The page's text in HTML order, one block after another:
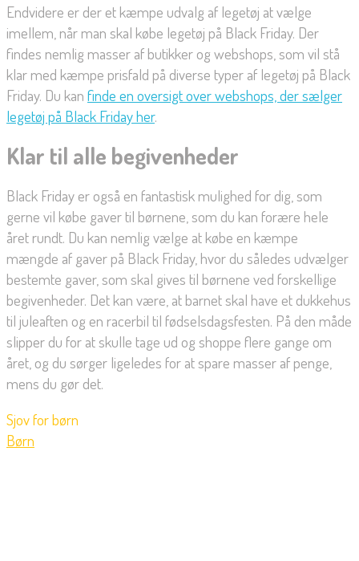
Endvidere er der et kæmpe udvalg af legetøj at vælge
imellem, når man skal købe legetøj på Black Friday. Der
findes nemlig masser af butikker og webshops, som vil stå
klar med kæmpe prisfald på diverse typer af legetøj på Black
Friday. Du kan finde en oversigt over webshops, der sælger
legetøj på Black Friday her.
Klar til alle begivenheder
Black Friday er også en fantastisk mulighed for dig, som
gerne vil købe gaver til børnene, som du kan forære hele
året rundt. Du kan nemlig vælge at købe en kæmpe
mængde af gaver på Black Friday, hvor du således udvælger
bestemte gaver, som skal gives til børnene ved forskellige
begivenheder. Det kan være, at barnet skal have et dukkehus
til juleaften og en racerbil til fødselsdagsfesten. På den måde
slipper du for at skulle tage ud og shoppe flere gange om
året, og du sørger ligeledes for at spare masser af penge,
mens du gør det.
Sjov for børn
Børn